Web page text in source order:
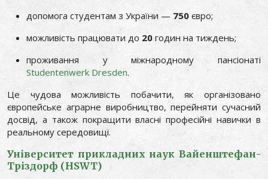
допомога студентам з України — 750 євро;
можливість працювати до 20 годин на тиждень;
проживання у міжнародному пансіонаті
Studentenwerk Dresden.
Це чудова можливість побачити, як організовано
європейське аграрне виробництво, перейняти сучасний
досвід, а також покращити власні професійні навички в
реальному середовищі.
Університет прикладних наук Вайенштефан-
Тріздорф (HSWT)